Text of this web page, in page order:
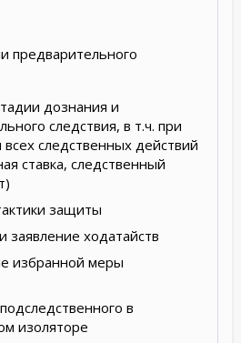
предварительного
дознания и
следствия, в т.ч. при
следственных действий
ставка, следственный
защиты
заявление ходатайств
избранной меры
в
изоляторе